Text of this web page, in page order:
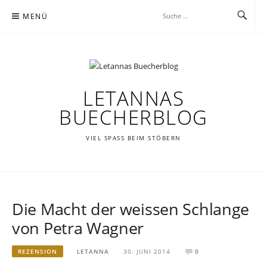
Inhalt MENÜ
LETANNAS
BUECHERBLOG
VIEL SPASS BEIM STÖBERN
Die Macht der weissen Schlange
von Petra Wagner
REZENSION LETANNA 30. JUNI 2014 0